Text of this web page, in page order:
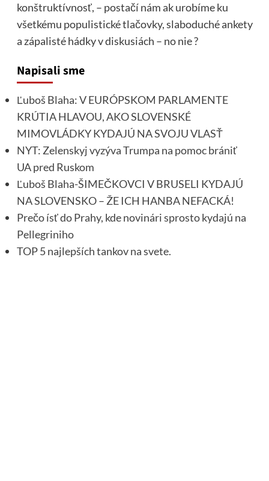
konštruktívnosť, – postačí nám ak urobíme ku
všetkému populistické tlačovky, slaboduché ankety
a zápalisté hádky v diskusiách – no nie ?
Napisali sme
Ľuboš Blaha: V EURÓPSKOM PARLAMENTE
KRÚTIA HLAVOU, AKO SLOVENSKÉ
MIMOVLÁDKY KYDAJÚ NA SVOJU VLASŤ
NYT: Zelenskyj vyzýva Trumpa na pomoc brániť
UA pred Ruskom
Ľuboš Blaha-ŠIMEČKOVCI V BRUSELI KYDAJÚ
NA SLOVENSKO – ŽE ICH HANBA NEFACKÁ!
Prečo ísť do Prahy, kde novinári sprosto kydajú na
Pellegriniho
TOP 5 najlepších tankov na svete.